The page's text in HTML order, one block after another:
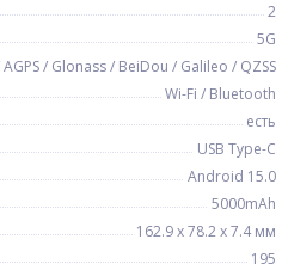
2
5G
AGPS / Glonass / BeiDou / Galileo / QZSS
Wi-Fi / Bluetooth
есть
USB Type-C
Android 15.0
5000mAh
162.9 x 78.2 x 7.4 мм
195